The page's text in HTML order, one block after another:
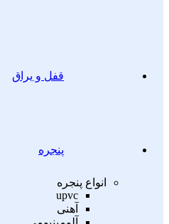
قفل و یراق
پنجره
انواع پنجره
upvc
آهنی